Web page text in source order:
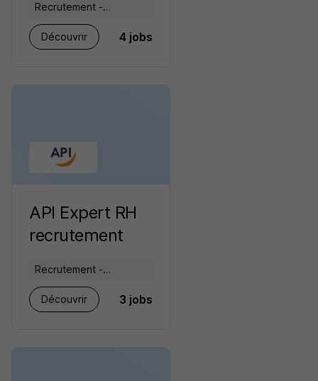
Recrutement -
Placement - Conseils
RH
Découvrir 4 jobs
API Expert RH
recrutement
Recrutement -
Placement - Conseils
RH
Découvrir 3 jobs